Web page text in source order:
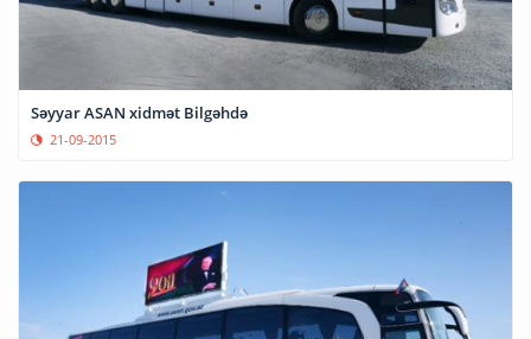
Səyyar ASAN xidmət Bilgəhdə
21-09-2015